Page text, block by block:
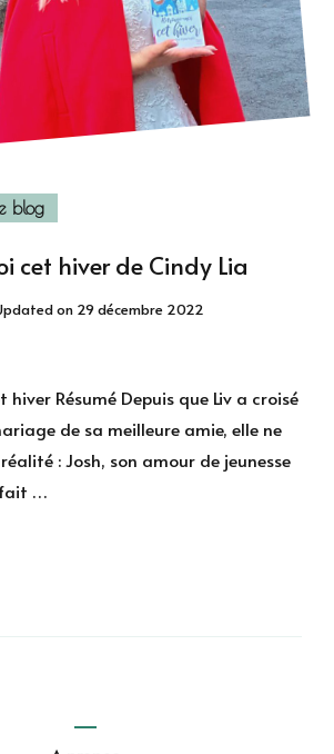
blog
cet hiver de Cindy Lia
on 29 décembre 2022
Résumé Depuis que Liv a croisé
de sa meilleure amie, elle ne
: Josh, son amour de jeunesse
fait …